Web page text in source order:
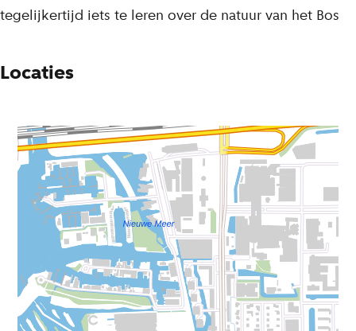
tegelijkertijd iets te leren over de natuur van het Bos
Locaties
19'
38.40"
N
r
d
, 4�
O
o
R
i
j
k
s
d
r
i
118724.601,
482288.115
route
naar